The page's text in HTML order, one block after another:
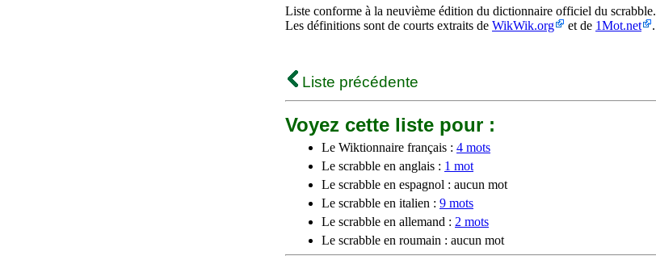
Liste conforme à la neuvième édition du dictionnaire officiel du scrabble.
Les définitions sont de courts extraits de WikWik.org et de 1Mot.net .
Liste précédente
Voyez cette liste pour :
Le Wiktionnaire français : 4 mots
Le scrabble en anglais : 1 mot
Le scrabble en espagnol : aucun mot
Le scrabble en italien : 9 mots
Le scrabble en allemand : 2 mots
Le scrabble en roumain : aucun mot